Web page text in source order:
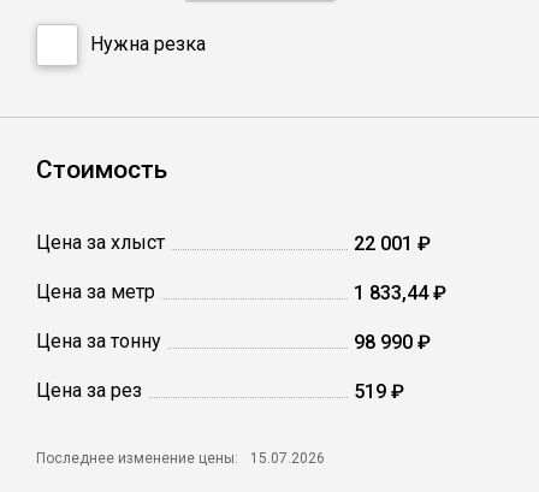
Столбы заборные
Сетка кладочная
Электроды
Проволока
Нужна резка
Стоимость
Цена за хлыст 22 001 ₽
Цена за метр 1 833,44 ₽
Цена за тонну 98 990 ₽
Цена за рез 519 ₽
Последнее изменение цены: 15.07.2026